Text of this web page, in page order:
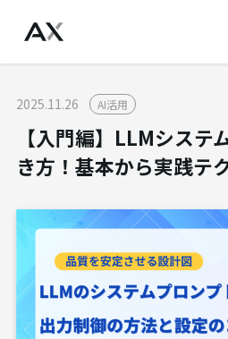
2025.11.26 AI活用
【入門編】LLMシステ
き方！基本から実践テ